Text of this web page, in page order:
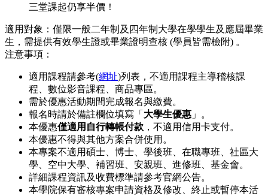
三堂課起仍享半價！
適用對象：僅限一般二年制及四年制大學在學學生及應屆畢業
生，需提供有效學生證或畢業證明查核 (學員皆需檢附) 。
注意事項：
適用課程請參考(網址)列表，不適用課程主導稽核課
程、數位影音課程、商品專區。
需於優惠活動期間完成報名與繳費。
報名時請於備註欄位填寫「 大學生優惠 」。
本優惠僅適用自行轉帳付款 ，不適用信用卡支付。
本優惠不得與其他方案合併使用。
本專案不適用碩士、博士、學後班、在職專班、社區大
學、空中大學、補習班、安親班、進修班、基金會。
詳細課程資訊及收費標準請參考官網公告。
本學院保有審核專案申請資格及修改、終止或暫停本活